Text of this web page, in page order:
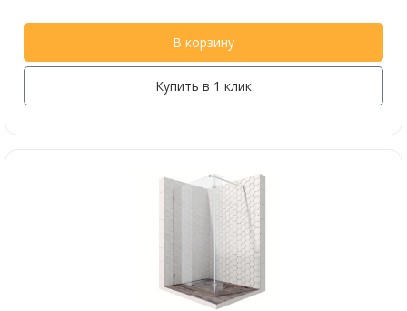
В корзину
Купить в 1 клик